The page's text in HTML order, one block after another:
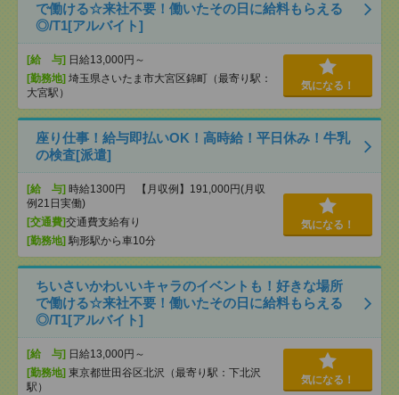
で働ける☆来社不要！働いたその日に給料もらえる
◎/T1[アルバイト]
[給 与] 日給13,000円～
[勤務地] 埼玉県さいたま市大宮区錦町（最寄り駅：
大宮駅）
気になる！
座り仕事！給与即払いOK！高時給！平日休み！牛乳
の検査[派遣]
[給 与] 時給1300円 【月収例】191,000円(月収
例21日実働)
[交通費]交通費支給有り
[勤務地] 駒形駅から車10分
気になる！
ちいさいかわいいキャラのイベントも！好きな場所
で働ける☆来社不要！働いたその日に給料もらえる
◎/T1[アルバイト]
[給 与] 日給13,000円～
[勤務地] 東京都世田谷区北沢（最寄り駅：下北沢
駅）
気になる！